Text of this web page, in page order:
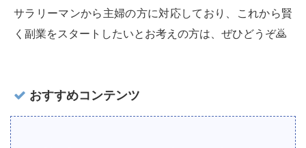
サラリーマンから主婦の方に対応しており、これから賢
く副業をスタートしたいとお考えの方は、ぜひどうぞ🙇‍
おすすめコンテンツ